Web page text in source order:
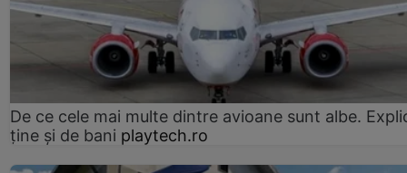
De ce cele mai multe dintre avioane sunt albe.
ține și de bani playtech.ro